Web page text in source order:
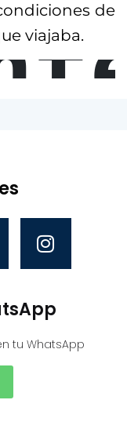
de
viajaba.
tu WhatsApp